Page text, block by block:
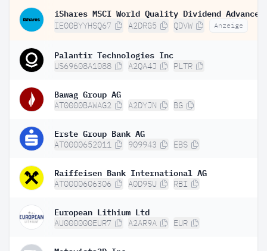
IE00BYYHSQ67 A2DRG5 QDVW Anzeige
Palantir Technologies Inc
US69608A1088 A2QA4J PLTR
Bawag Group AG
AT0000BAWAG2 A2DYJN BG
Erste Group Bank AG
AT0000652011 909943 EBS
Raiffeisen Bank International AG
AT0000606306 A0D9SU RBI
European Lithium Ltd
AU000000EUR7 A2AR9A EUR